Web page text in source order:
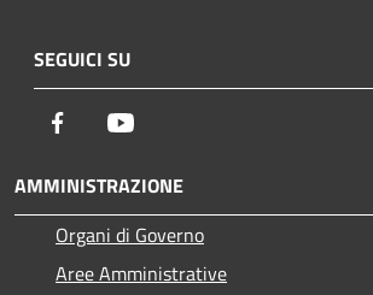
SEGUICI SU
Facebook
AMMINISTRAZIONE
Organi di Governo
Aree Amministrative